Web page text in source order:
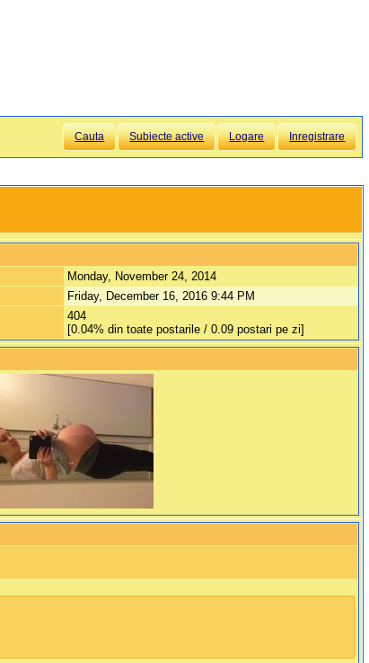
Cauta Subiecte active Logare Inregistrare
Monday, November 24, 2014
Friday, December 16, 2016 9:44 PM
404
[0.04% din toate postarile / 0.09 postari pe zi]